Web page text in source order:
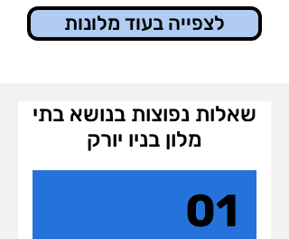
לצפייה בעוד מלונות
שאלות נפוצות בנושא בתי
מלון בניו יורק
01